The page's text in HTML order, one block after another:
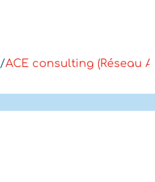
/ACE consulting (Réseau